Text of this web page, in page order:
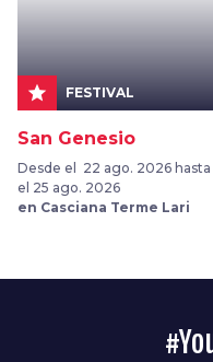
star FESTIVAL
San Genesio
Desde el 22 ago. 2026 hasta
el 25 ago. 2026
en Casciana Terme Lari